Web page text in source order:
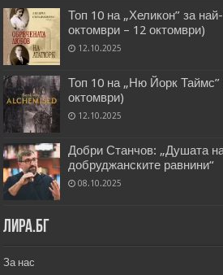
Топ 10 на „Хеликон” за
октомври – 12 октомври)
12.10.2025
Топ 10 на „Ню Йорк Таймс”
октомври)
12.10.2025
Добри Станчов: „Душата
добруджанските равнини“
08.10.2025
Лира.бг
За нас